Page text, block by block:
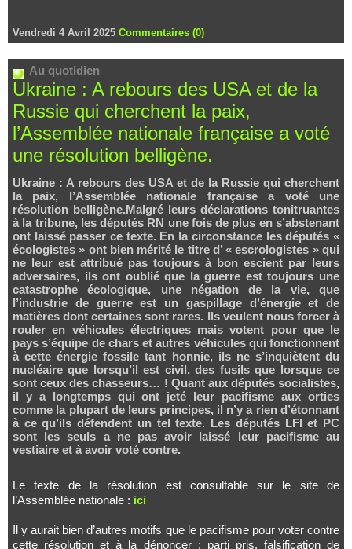
Vendredi 4 Avril 2025 Commentaires (0)
Au quotidien
Ukraine : A rebours des USA et de la
Russie qui cherchent la paix,
l’Assemblée nationale française a voté
une résolution belligène.
Ukraine : A rebours des USA et de la Russie qui cherchent
la paix, l’Assemblée nationale française a voté une
résolution belligène.Malgré leurs déclarations tonitruantes
à la tribune, les députés RN une fois de plus en s’abstenant
ont laissé passer ce texte. En la circonstance les députés «
écologistes » ont bien mérité le titre d’ « escrologistes » qui
ne leur est attribué pas toujours à bon escient par leurs
adversaires, ils ont oublié que la guerre est toujours une
catastrophe écologique, une négation de la vie, que
l’industrie de guerre est un gaspillage d’énergie et de
matières dont certaines sont rares. Ils veulent nous forcer à
rouler en véhicules électriques mais votent pour que le
pays s’équipe de chars et autres véhicules qui fonctionnent
à cette énergie fossile tant honnie, ils ne s’inquiètent du
nucléaire que lorsqu’il est civil, des fusils que lorsque ce
sont ceux des chasseurs… ! Quant aux députés socialistes,
il y a longtemps qui ont jeté leur pacifisme aux orties
comme la plupart de leurs principes, il n’y a rien d’étonnant
à ce qu’ils défendent un tel texte. Les députés LFI et PC
sont les seuls a ne pas avoir laissé leur pacifisme au
vestiaire et à avoir voté contre.
Le texte de la résolution est consultable sur le site de
l’Assemblée nationale : ici
Il y aurait bien d’autres motifs que le pacifisme pour voter contre
cette résolution et à la dénoncer : parti pris, falsification de